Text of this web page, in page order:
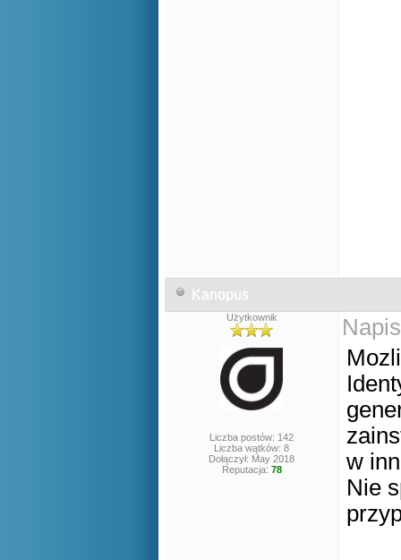
Kanopus
Użytkownik
Liczba postów: 142
Liczba wątków: 8
Dołączył: May 2018
Reputacja: 78
w
Nie